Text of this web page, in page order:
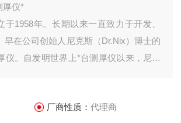
厚仪*
于1958年。长期以来一直致力于开发、
早在公司创始人尼克斯（Dr.Nix）博士的
仪。自发明世界上*台测厚仪以来，尼克
。
厂商性质： 代理商